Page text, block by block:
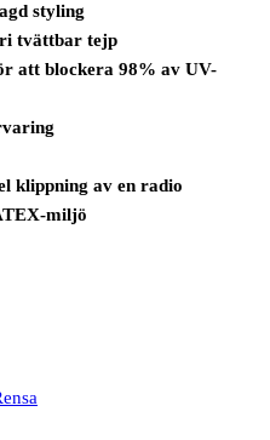
styling
tvättbar tejp
att blockera 98% av UV-
klippning av en radio
miljö